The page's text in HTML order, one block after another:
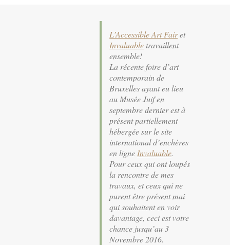
L’Accessible Art Fairet
Invaluabletravaillent
ensemble!
La récente foire d’art
contemporain de
Bruxelles ayant eu lieu
au Musée Juif en
septembre dernier est à
présent partiellement
hébergée sur le site
international d’enchères
en ligne Invaluable.
Pour ceux qui ont loupés
la rencontre de mes
travaux, et ceux qui ne
purent être présent mai
qui souhaitent en voir
davantage, ceci est votre
chance jusqu’au 3
Novembre 2016.